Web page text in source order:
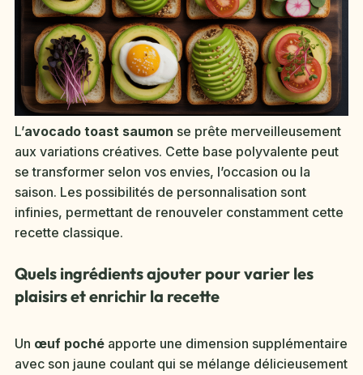
L’avocado toast saumon se prête merveilleusement
aux variations créatives. Cette base polyvalente peut
se transformer selon vos envies, l’occasion ou la
saison. Les possibilités de personnalisation sont
infinies, permettant de renouveler constamment cette
recette classique.
Quels ingrédients ajouter pour varier les
plaisirs et enrichir la recette
Un œuf poché apporte une dimension supplémentaire
avec son jaune coulant qui se mélange délicieusement